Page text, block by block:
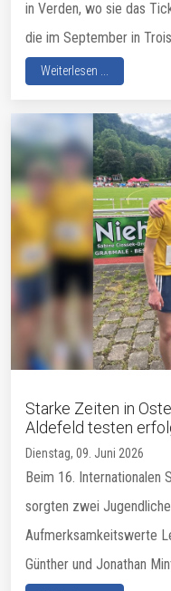
in Verden, wo sie das
die im September in
Weiterlesen ...
Starke Zeiten in
Aldefeld testen
Dienstag, 09. Juni 2026
Beim 16. Internationalen
sorgten zwei
Aufmerksamkeitswerte
Günther und Jonathan